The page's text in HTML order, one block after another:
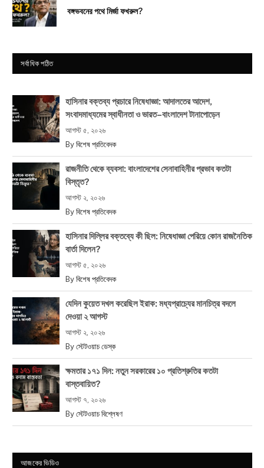
বঙ্গভবনের পথে মির্জা ফখরুল?
সর্বাধিক পঠিত
হাসিনার বক্তব্য প্রচারে নিষেধাজ্ঞা: আদালতের আদেশ,
সংবাদমাধ্যমের স্বাধীনতা ও ভারত–বাংলাদেশ টানাপোড়েন
আগস্ট ৫, ২০২৬
By বিশেষ প্রতিবেদক
রাজনীতি থেকে ব্যবসা: বাংলাদেশের সেনাবাহিনীর প্রভাব কতটা
বিস্তৃত?
আগস্ট ২, ২০২৬
By বিশেষ প্রতিবেদক
হাসিনার দিল্লির বক্তব্যে কী ছিল: নিষেধাজ্ঞা পেরিয়ে কোন রাজনৈতিক
বার্তা দিলেন?
আগস্ট ৫, ২০২৬
By বিশেষ প্রতিবেদক
যেদিন কুয়েত দখল করেছিল ইরাক: মধ্যপ্রাচ্যের মানচিত্র বদলে
দেওয়া ২ আগস্ট
আগস্ট ২, ২০২৬
By স্টেটওয়াচ ডেস্ক
ক্ষমতার ১৭১ দিন: নতুন সরকারের ১০ প্রতিশ্রুতির কতটা
বাস্তবায়িত?
আগস্ট ৭, ২০২৬
By স্টেটওয়াচ বিশ্লেষণ
আজকের ভিডিও